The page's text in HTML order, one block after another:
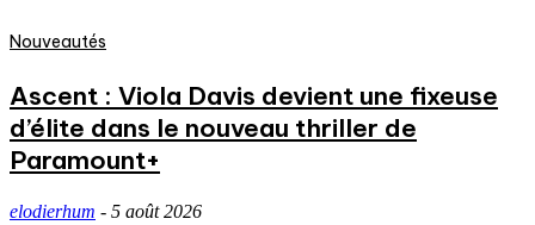
Nouveautés
Ascent : Viola Davis devient une fixeuse
d’élite dans le nouveau thriller de
Paramount+
elodierhum - 5 août 2026